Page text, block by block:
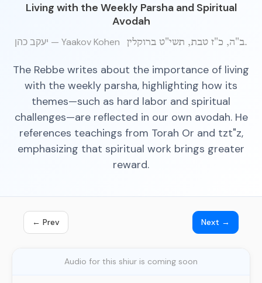
Living with the Weekly Parsha and Spiritual
Avodah
יעקב כהן — Yaakov Kohen ב"ה, כ"ז טבת, תשי"ט ברוקלין.
The Rebbe writes about the importance of living
with the weekly parsha, highlighting how its
themes—such as hard labor and spiritual
challenges—are reflected in our own avodah. He
references teachings from Torah Or and tzt"z,
emphasizing that spiritual work brings greater
reward.
← Prev Next →
Audio for this shiur is coming soon